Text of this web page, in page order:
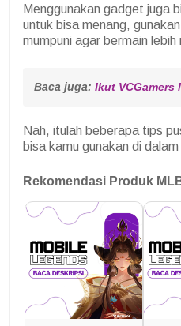
Menggunakan gadget juga
untuk bisa menang, gunakan
mumpuni agar bermain lebih
Baca juga: Ikut VCGamers
Nah, itulah beberapa tips
bisa kamu gunakan di
Rekomendasi Produk